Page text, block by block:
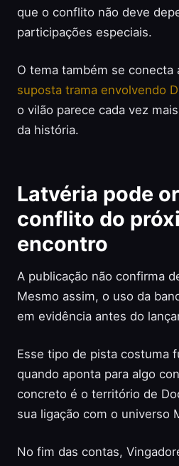
que o conflito não deve
participações especiais.
O tema também se conecta
suposta trama envolvendo
o vilão parece cada vez
da história.
Latvéria pode
conflito do
encontro
A publicação não confirma
Mesmo assim, o uso da
em evidência antes do
Esse tipo de pista costuma
quando aponta para algo
concreto é o território de
sua ligação com o universo
No fim das contas,